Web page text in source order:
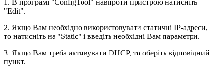
1. В програмі "ConfigTool" навпроти пристрою натисніть
"Edit".
2. Якщо Вам необхідно використовувати статичні IP-адреси,
то натисніть на "Static" і введіть необхідні Вам параметри.
3. Якщо Вам треба активувати DHCP, то оберіть відповідний
пункт.